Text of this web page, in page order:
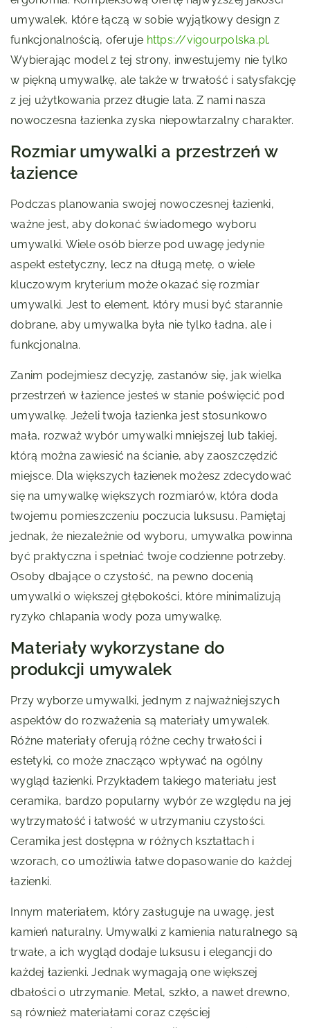
umywalek, które łączą w sobie wyjątkowy design z
funkcjonalnością, oferuje https://vigourpolska.pl.
Wybierając model z tej strony, inwestujemy nie tylko
w piękną umywalkę, ale także w trwałość i satysfakcję
z jej użytkowania przez długie lata. Z nami nasza
nowoczesna łazienka zyska niepowtarzalny charakter.
Rozmiar umywalki a przestrzeń w
łazience
Podczas planowania swojej nowoczesnej łazienki,
ważne jest, aby dokonać świadomego wyboru
umywalki. Wiele osób bierze pod uwagę jedynie
aspekt estetyczny, lecz na długą metę, o wiele
kluczowym kryterium może okazać się rozmiar
umywalki. Jest to element, który musi być starannie
dobrane, aby umywalka była nie tylko ładna, ale i
funkcjonalna.
Zanim podejmiesz decyzję, zastanów się, jak wielka
przestrzeń w łazience jesteś w stanie poświęcić pod
umywalkę. Jeżeli twoja łazienka jest stosunkowo
mała, rozważ wybór umywalki mniejszej lub takiej,
którą można zawiesić na ścianie, aby zaoszczędzić
miejsce. Dla większych łazienek możesz zdecydować
się na umywalkę większych rozmiarów, która doda
twojemu pomieszczeniu poczucia luksusu. Pamiętaj
jednak, że niezależnie od wyboru, umywalka powinna
być praktyczna i spełniać twoje codzienne potrzeby.
Osoby dbające o czystość, na pewno docenią
umywalki o większej głębokości, które minimalizują
ryzyko chlapania wody poza umywalkę.
Materiały wykorzystane do
produkcji umywalek
Przy wyborze umywalki, jednym z najważniejszych
aspektów do rozważenia są materiały umywalek.
Różne materiały oferują różne cechy trwałości i
estetyki, co może znacząco wpływać na ogólny
wygląd łazienki. Przykładem takiego materiału jest
ceramika, bardzo popularny wybór ze względu na jej
wytrzymałość i łatwość w utrzymaniu czystości.
Ceramika jest dostępna w różnych kształtach i
wzorach, co umożliwia łatwe dopasowanie do każdej
łazienki.
Innym materiałem, który zasługuje na uwagę, jest
kamień naturalny. Umywalki z kamienia naturalnego są
trwałe, a ich wygląd dodaje luksusu i elegancji do
każdej łazienki. Jednak wymagają one większej
dbałości o utrzymanie. Metal, szkło, a nawet drewno,
są również materiałami coraz częściej